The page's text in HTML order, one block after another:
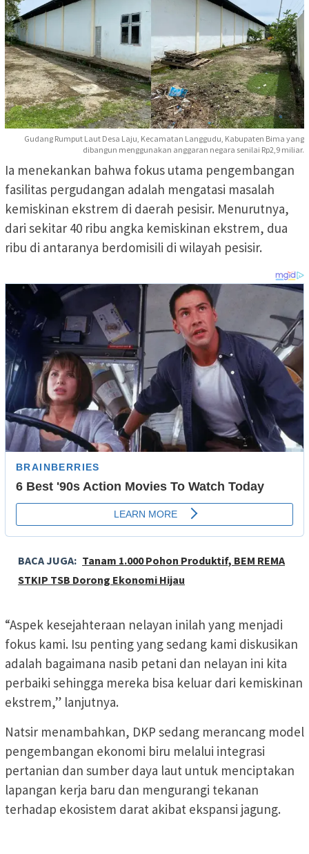
Gudang Rumput Laut Desa Laju, Kecamatan Langgudu, Kabupaten Bima yang
dibangun menggunakan anggaran negara senilai Rp2,9 miliar.
Ia menekankan bahwa fokus utama pengembangan
fasilitas pergudangan adalah mengatasi masalah
kemiskinan ekstrem di daerah pesisir. Menurutnya,
dari sekitar 40 ribu angka kemiskinan ekstrem, dua
ribu di antaranya berdomisili di wilayah pesisir.
BACA JUGA: Tanam 1.000 Pohon Produktif, BEM REMA
STKIP TSB Dorong Ekonomi Hijau
“Aspek kesejahteraan nelayan inilah yang menjadi
fokus kami. Isu penting yang sedang kami diskusikan
adalah bagaimana nasib petani dan nelayan ini kita
perbaiki sehingga mereka bisa keluar dari kemiskinan
ekstrem,” lanjutnya.
Natsir menambahkan, DKP sedang merancang model
pengembangan ekonomi biru melalui integrasi
pertanian dan sumber daya laut untuk menciptakan
lapangan kerja baru dan mengurangi tekanan
terhadap ekosistem darat akibat ekspansi jagung.